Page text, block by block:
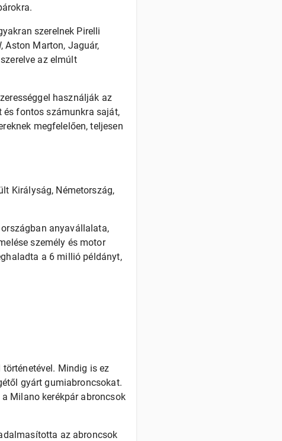
szerelnek Pirelli
Aston Marton, Jaguár,
az elmúlt
használják az
és fontos számunkra saját,
megfelelően, teljesen
Királyság, Németország,
anyavállalata,
személy és motor
a 6 millió példányt,
Mindig is ez
gyárt gumiabroncsokat.
Milano kerékpár abroncsok
az abroncsok